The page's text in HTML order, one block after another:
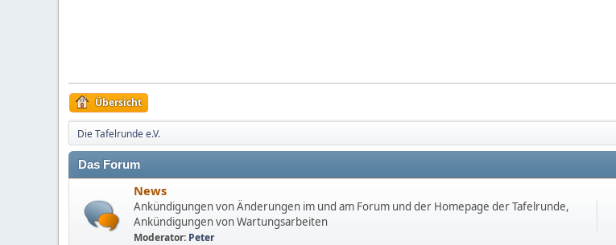
Übersicht
Die Tafelrunde e.V.
Das Forum
News
Ankündigungen von Änderungen im und am Forum und der Homepage der Tafelrunde,
Ankündigungen von Wartungsarbeiten
Moderator: Peter